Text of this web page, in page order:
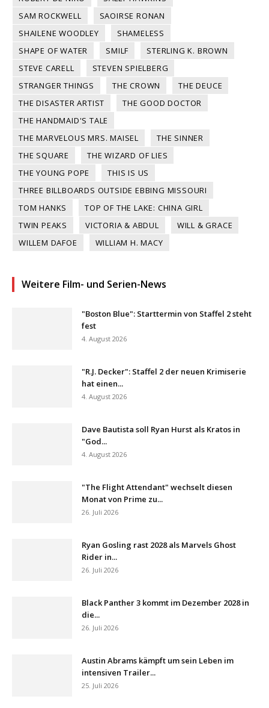
SAM ROCKWELL
SAOIRSE RONAN
SHAILENE WOODLEY
SHAMELESS
SHAPE OF WATER
SMILF
STERLING K. BROWN
STEVE CARELL
STEVEN SPIELBERG
STRANGER THINGS
THE CROWN
THE DEUCE
THE DISASTER ARTIST
THE GOOD DOCTOR
THE HANDMAID'S TALE
THE MARVELOUS MRS. MAISEL
THE SINNER
THE SQUARE
THE WIZARD OF LIES
THE YOUNG POPE
THIS IS US
THREE BILLBOARDS OUTSIDE EBBING MISSOURI
TOM HANKS
TOP OF THE LAKE: CHINA GIRL
TWIN PEAKS
VICTORIA & ABDUL
WILL & GRACE
WILLEM DAFOE
WILLIAM H. MACY
Weitere Film- und Serien-News
"Boston Blue": Starttermin von Staffel 2 steht
fest
4. August 2026
"R.J. Decker": Staffel 2 der neuen Krimiserie
hat einen...
4. August 2026
Dave Bautista soll Ryan Hurst als Kratos in
"God...
4. August 2026
"The Flight Attendant" wechselt diesen
Monat von Prime zu...
26. Juli 2026
Ryan Gosling rast 2028 als Marvels Ghost
Rider in...
26. Juli 2026
Black Panther 3 kommt im Dezember 2028 in
die...
26. Juli 2026
Austin Abrams kämpft um sein Leben im
intensiven Trailer...
25. Juli 2026